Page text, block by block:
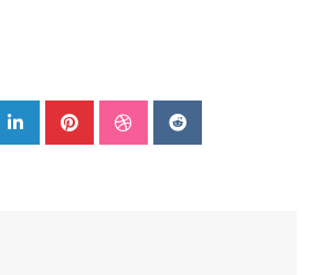
LinkedInPinterestStumbleUpon
Reddit